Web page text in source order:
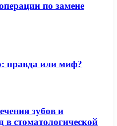
по замене
правда или миф?
зубов и
в стоматологической